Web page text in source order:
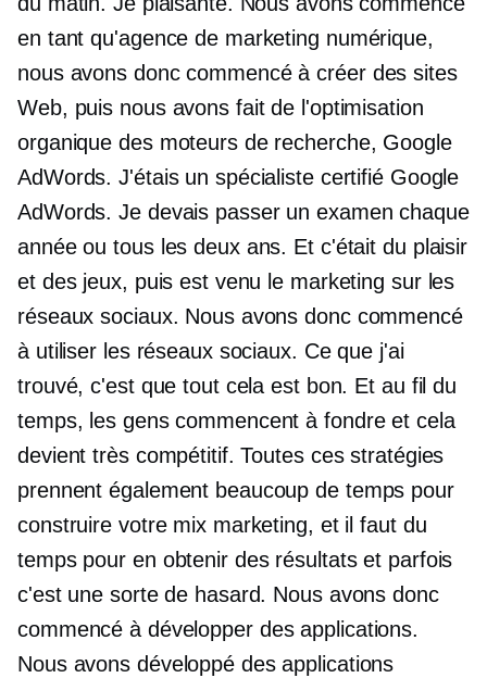
en tant qu'agence de marketing numérique,
nous avons donc commencé à créer des sites
Web, puis nous avons fait de l'optimisation
organique des moteurs de recherche, Google
AdWords. J'étais un spécialiste certifié Google
AdWords. Je devais passer un examen chaque
année ou tous les deux ans. Et c'était du plaisir
et des jeux, puis est venu le marketing sur les
réseaux sociaux. Nous avons donc commencé
à utiliser les réseaux sociaux. Ce que j'ai
trouvé, c'est que tout cela est bon. Et au fil du
temps, les gens commencent à fondre et cela
devient très compétitif. Toutes ces stratégies
prennent également beaucoup de temps pour
construire votre mix marketing, et il faut du
temps pour en obtenir des résultats et parfois
c'est une sorte de hasard. Nous avons donc
commencé à développer des applications.
Nous avons développé des applications